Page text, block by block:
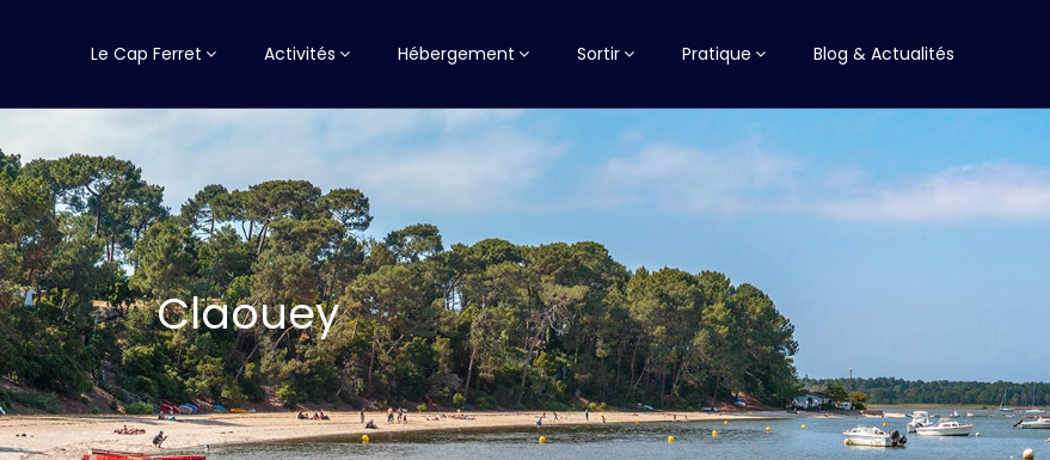
Le Cap Ferret Activités Hébergement Sortir Pratique Blog & Actualités
Claouey